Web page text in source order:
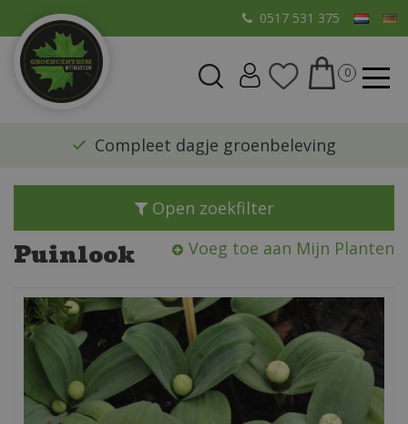
a
0517 531 375
​Compleet dagje groenbeleving
Open zoekfilter
Puinlook Voeg toe aan Mijn Planten